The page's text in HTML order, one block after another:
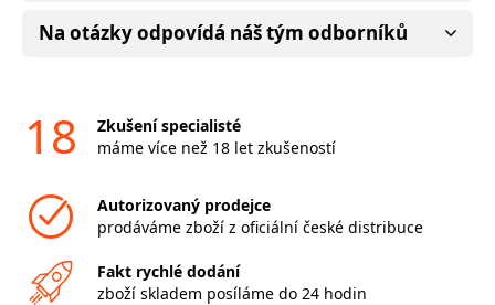
Na otázky odpovídá náš tým odborníků
18
Zkušení specialisté
máme více než 18 let zkušeností
Autorizovaný prodejce
prodáváme zboží z oficiální české distribuce
Fakt rychlé dodání
zboží skladem posíláme do 24 hodin